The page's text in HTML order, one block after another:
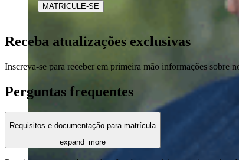
MATRICULE-SE
Receba atualizações exclusivas
Inscreva-se para receber em primeira mão informações sobre
Perguntas frequentes
Requisitos e documentação para matrícula
expand_more